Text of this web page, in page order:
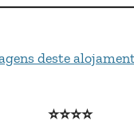
⭐⭐⭐⭐